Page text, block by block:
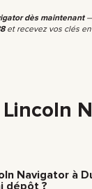
dès maintenant—
et recevez vos clés
Lincoln
Navigator à